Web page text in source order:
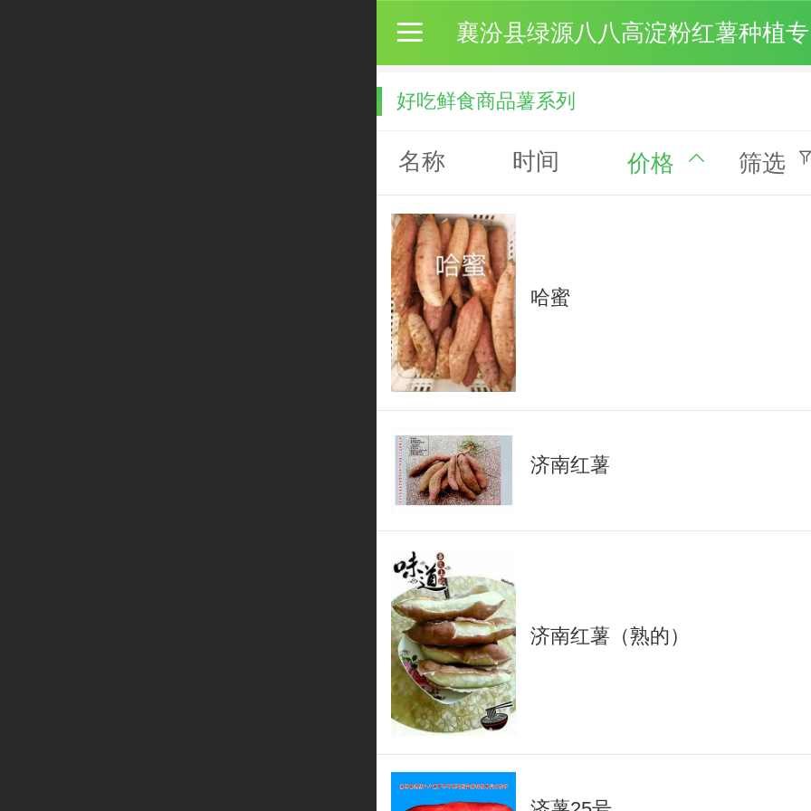
好吃鲜食商品薯系列
名称 时间 价格 筛选
哈蜜
济南红薯
济南红薯（熟的）